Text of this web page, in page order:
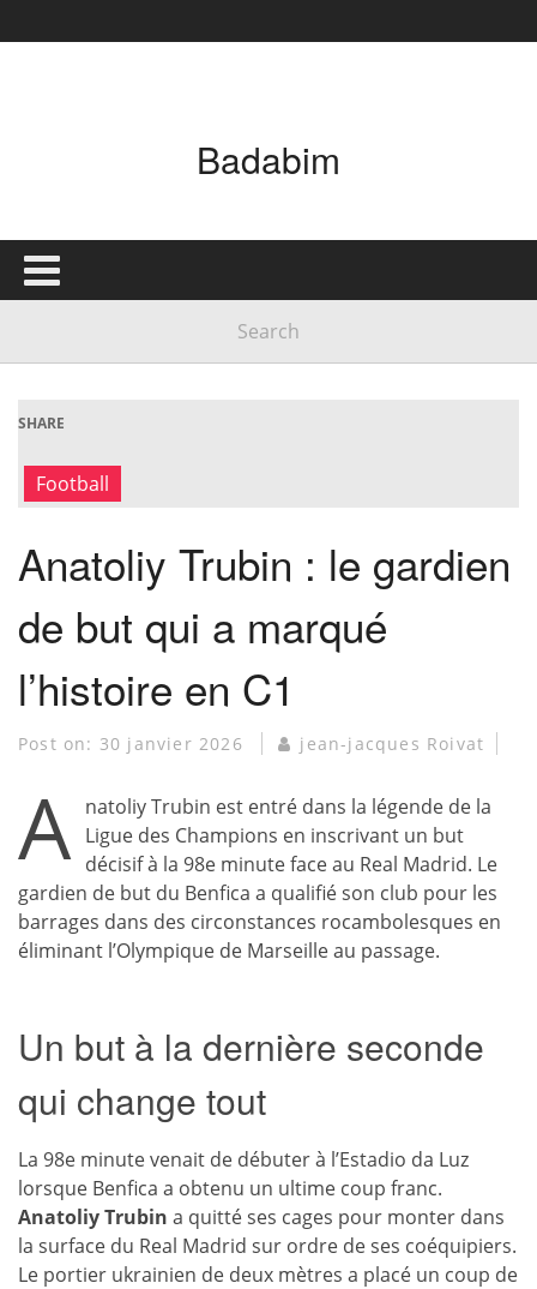
Badabim
SHARE
Football
Anatoliy Trubin : le gardien
de but qui a marqué
l’histoire en C1
Post on: 30 janvier 2026 jean-jacques Roivat
A natoliy Trubin est entré dans la légende de la
Ligue des Champions en inscrivant un but
décisif à la 98e minute face au Real Madrid. Le
gardien de but du Benfica a qualifié son club pour les
barrages dans des circonstances rocambolesques en
éliminant l’Olympique de Marseille au passage.
Un but à la dernière seconde
qui change tout
La 98e minute venait de débuter à l’Estadio da Luz
lorsque Benfica a obtenu un ultime coup franc.
Anatoliy Trubin a quitté ses cages pour monter dans
la surface du Real Madrid sur ordre de ses coéquipiers.
Le portier ukrainien de deux mètres a placé un coup de